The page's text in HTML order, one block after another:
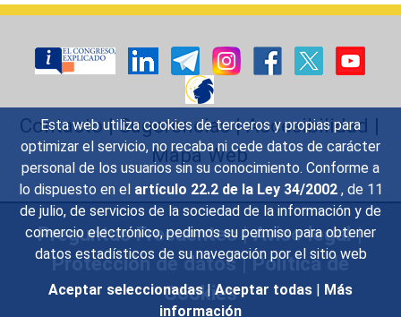
Esta web utiliza cookies de terceros y propias para
optimizar el servicio, no recaba ni cede datos de carácter
personal de los usuarios sin su conocimiento. Conforme a
lo dispuesto en el artículo 22.2 de la Ley 34/2002 , de 11
de julio, de servicios de la sociedad de la información y de
comercio electrónico, pedimos su permiso para obtener
datos estadísticos de su navegación por el sitio web
Aceptar seleccionadas | Aceptar todas | Más
información
Contacto|Sugerencias|Accesibilidad |
Mapa Web
Preguntas Frecuentes|Aviso legal|
Protección de datos|Política de
Cookies